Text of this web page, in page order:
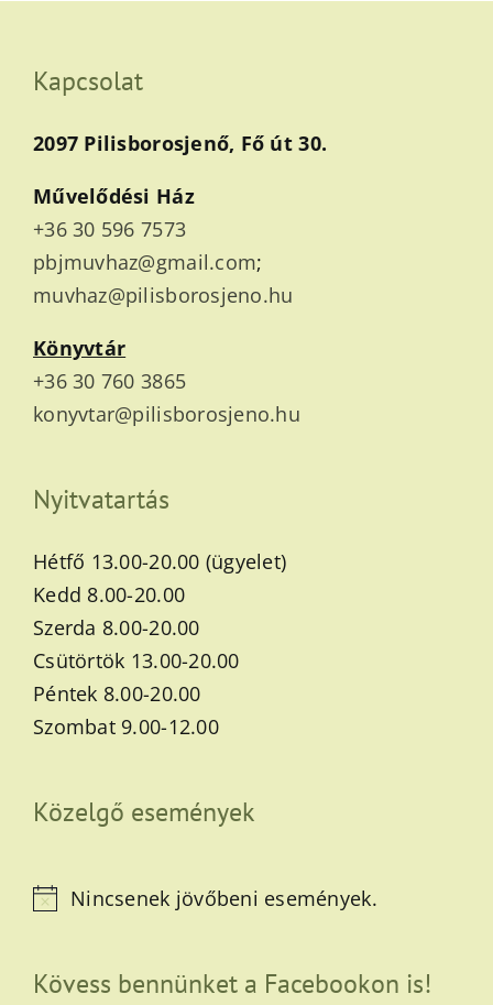
Kapcsolat
2097 Pilisborosjenő, Fő út 30.
Művelődési Ház
+36 30 596 7573
pbjmuvhaz@gmail.com;
muvhaz@pilisborosjeno.hu
Könyvtár
+36 30 760 3865
konyvtar@pilisborosjeno.hu
Nyitvatartás
Hétfő 13.00-20.00 (ügyelet)
Kedd 8.00-20.00
Szerda 8.00-20.00
Csütörtök 13.00-20.00
Péntek 8.00-20.00
Szombat 9.00-12.00
Közelgő események
Notice
Nincsenek jövőbeni események.
Kövess bennünket a Facebookon is!